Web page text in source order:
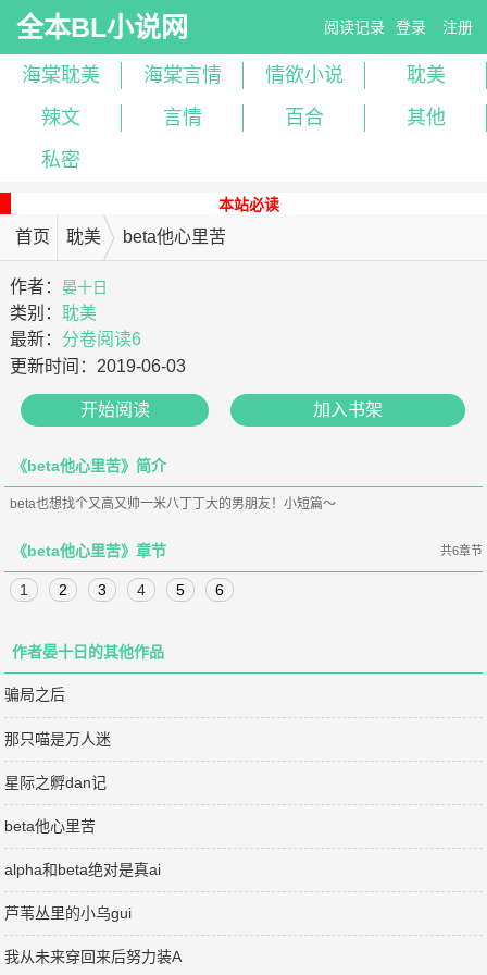
全本BL小说网 阅读记录 登录 注册
海棠耽美 海棠言情 情欲小说
耽美
辣文
言情 百合
其他
私密
本站必读
首页 耽美 beta他心里苦
作者：晏十日
类别：耽美
最新： 分卷阅读6
更新时间： 2019-06-03
开始阅读 加入书架
《beta他心里苦》简介
beta也想找个又高又帅一米八丁丁大的男朋友！小短篇～
《beta他心里苦》章节 共6章节
1 2 3 4 5 6
作者晏十日的其他作品
骗局之后
那只喵是万人迷
星际之孵dan记
beta他心里苦
alpha和beta绝对是真ai
芦苇丛里的小乌gui
我从未来穿回来后努力装A